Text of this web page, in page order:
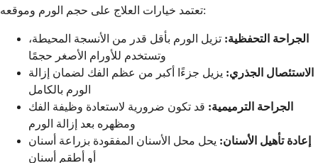
تعتمد خيارات العلاج على حجم الورم وموقعه:
الجراحة التحفظية: تزيل الورم بأقل قدر من الأنسجة المحيطة،
وتستخدم للأورام الأصغر حجمًا
الاستئصال الجذري: يزيل جزءًا أكبر من عظم الفك لضمان إزالة
الورم بالكامل
الجراحة الترميمية: قد تكون ضرورية لاستعادة وظيفة الفك
ومظهره بعد إزالة الورم
إعادة تأهيل الأسنان: يحل محل الأسنان المفقودة بزراعة أسنان
أو أطقم أسنان